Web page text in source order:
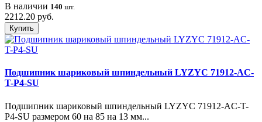
В наличии 140 шт.
2212.20 руб.
Купить
Подшипник шариковый шпиндельный LYZYC 71912-AC-
T-P4-SU
Подшипник шариковый шпиндельный LYZYC 71912-AC-T-
P4-SU размером 60 на 85 на 13 мм...